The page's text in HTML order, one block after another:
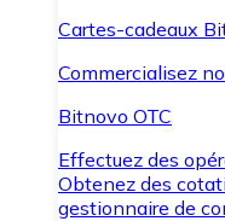
Cartes-cadeaux
Commercialisez
Bitnovo OTC
Effectuez des
Obtenez des
gestionnaire de